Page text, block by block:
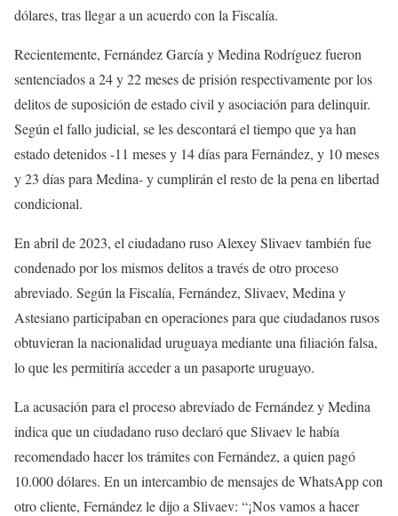
dólares, tras llegar a un acuerdo con la Fiscalía.
Recientemente, Fernández García y Medina Rodríguez fueron
sentenciados a 24 y 22 meses de prisión respectivamente por los
delitos de suposición de estado civil y asociación para delinquir.
Según el fallo judicial, se les descontará el tiempo que ya han
estado detenidos -11 meses y 14 días para Fernández, y 10 meses
y 23 días para Medina- y cumplirán el resto de la pena en libertad
condicional.
En abril de 2023, el ciudadano ruso Alexey Slivaev también fue
condenado por los mismos delitos a través de otro proceso
abreviado. Según la Fiscalía, Fernández, Slivaev, Medina y
Astesiano participaban en operaciones para que ciudadanos rusos
obtuvieran la nacionalidad uruguaya mediante una filiación falsa,
lo que les permitiría acceder a un pasaporte uruguayo.
La acusación para el proceso abreviado de Fernández y Medina
indica que un ciudadano ruso declaró que Slivaev le había
recomendado hacer los trámites con Fernández, a quien pagó
10.000 dólares. En un intercambio de mensajes de WhatsApp con
otro cliente, Fernández le dijo a Slivaev: “¡Nos vamos a hacer